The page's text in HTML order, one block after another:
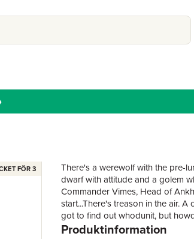
FÖR 3
There's a werewolf with the pre-
dwarf with attitude and a golem
Commander Vimes, Head of
start...There's treason in the air.
got to find out whodunit, but
they dun. But soon as he knows
Produktinformation